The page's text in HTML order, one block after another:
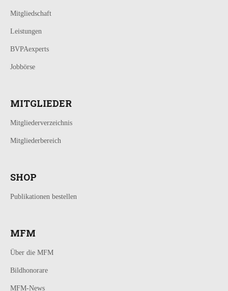
Mitgliedschaft
Leistungen
BVPAexperts
Jobbörse
MITGLIEDER
Mitgliederverzeichnis
Mitgliederbereich
SHOP
Publikationen bestellen
MFM
Über die MFM
Bildhonorare
MFM-News